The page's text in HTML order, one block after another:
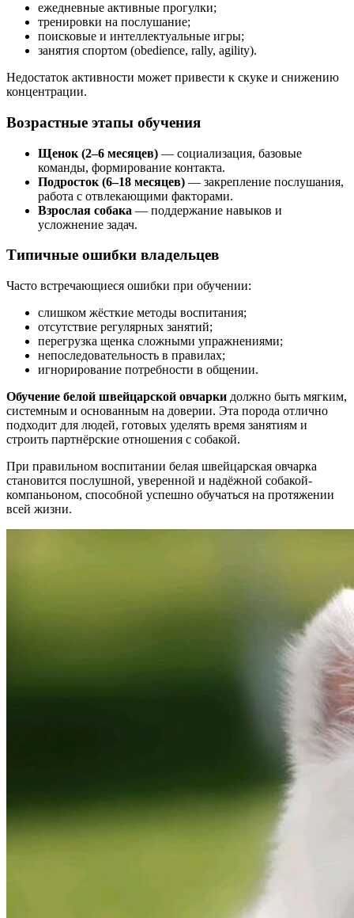
ежедневные активные прогулки;
тренировки на послушание;
поисковые и интеллектуальные игры;
занятия спортом (obedience, rally, agility).
Недостаток активности может привести к скуке и снижению
концентрации.
Возрастные этапы обучения
Щенок (2–6 месяцев) — социализация, базовые
команды, формирование контакта.
Подросток (6–18 месяцев) — закрепление послушания,
работа с отвлекающими факторами.
Взрослая собака — поддержание навыков и
усложнение задач.
Типичные ошибки владельцев
Часто встречающиеся ошибки при обучении:
слишком жёсткие методы воспитания;
отсутствие регулярных занятий;
перегрузка щенка сложными упражнениями;
непоследовательность в правилах;
игнорирование потребности в общении.
Обучение белой швейцарской овчарки должно быть мягким,
системным и основанным на доверии. Эта порода отлично
подходит для людей, готовых уделять время занятиям и
строить партнёрские отношения с собакой.
При правильном воспитании белая швейцарская овчарка
становится послушной, уверенной и надёжной собакой-
компаньоном, способной успешно обучаться на протяжении
всей жизни.